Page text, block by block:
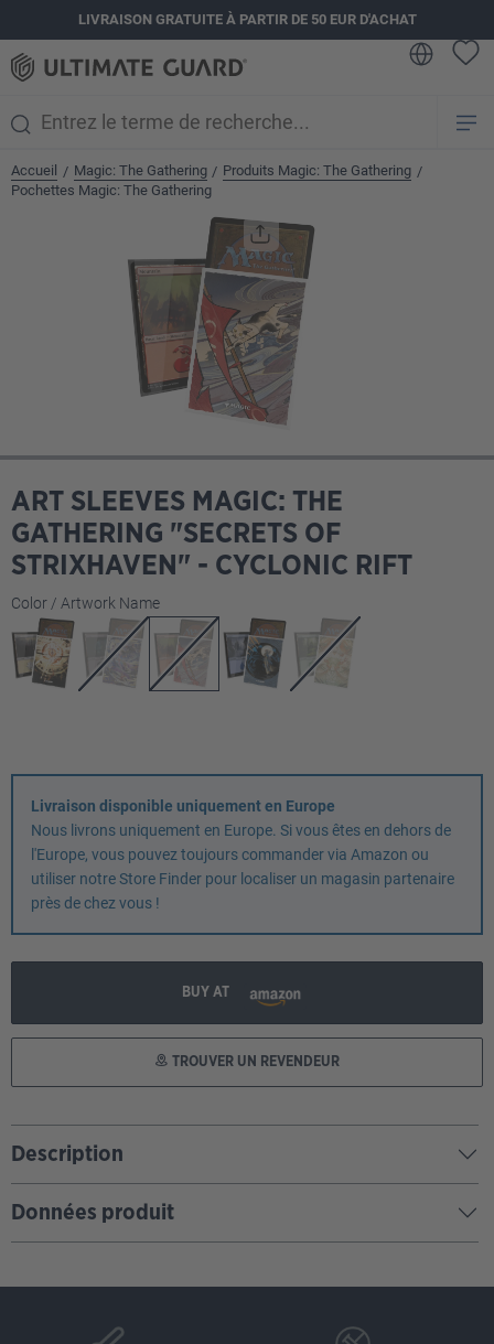
principalLIVRAISON GRATUITE À PARTIR DE 50 EUR D'ACHAT
Accueil / Magic: The Gathering / Produits Magic: The Gathering /
Pochettes Magic: The Gathering
ART SLEEVES MAGIC: THE
GATHERING "SECRETS OF
STRIXHAVEN" - CYCLONIC RIFT
Sélectionnez
Color / Artwork Name
Livraison disponible uniquement en Europe
Nous livrons uniquement en Europe. Si vous êtes en dehors de
l'Europe, vous pouvez toujours commander via Amazon ou
utiliser notre Store Finder pour localiser un magasin partenaire
près de chez vous !
BUY AT
TROUVER UN REVENDEUR
Description
Données produit